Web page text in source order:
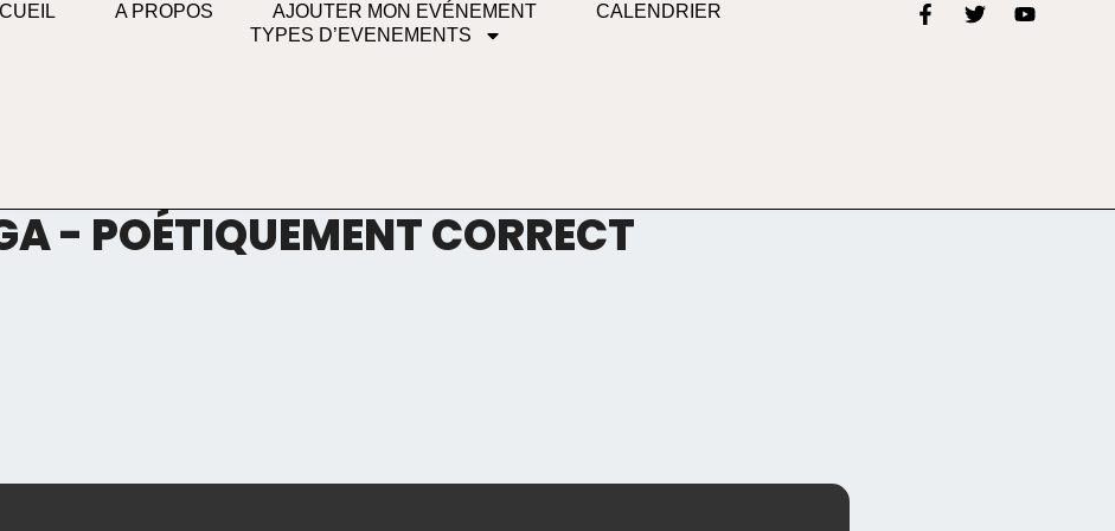
A PROPOS AJOUTER MON EVÉNEMENT
CALENDRIER
TYPES D’EVENEMENTS
- POÉTIQUEMENT CORRECT